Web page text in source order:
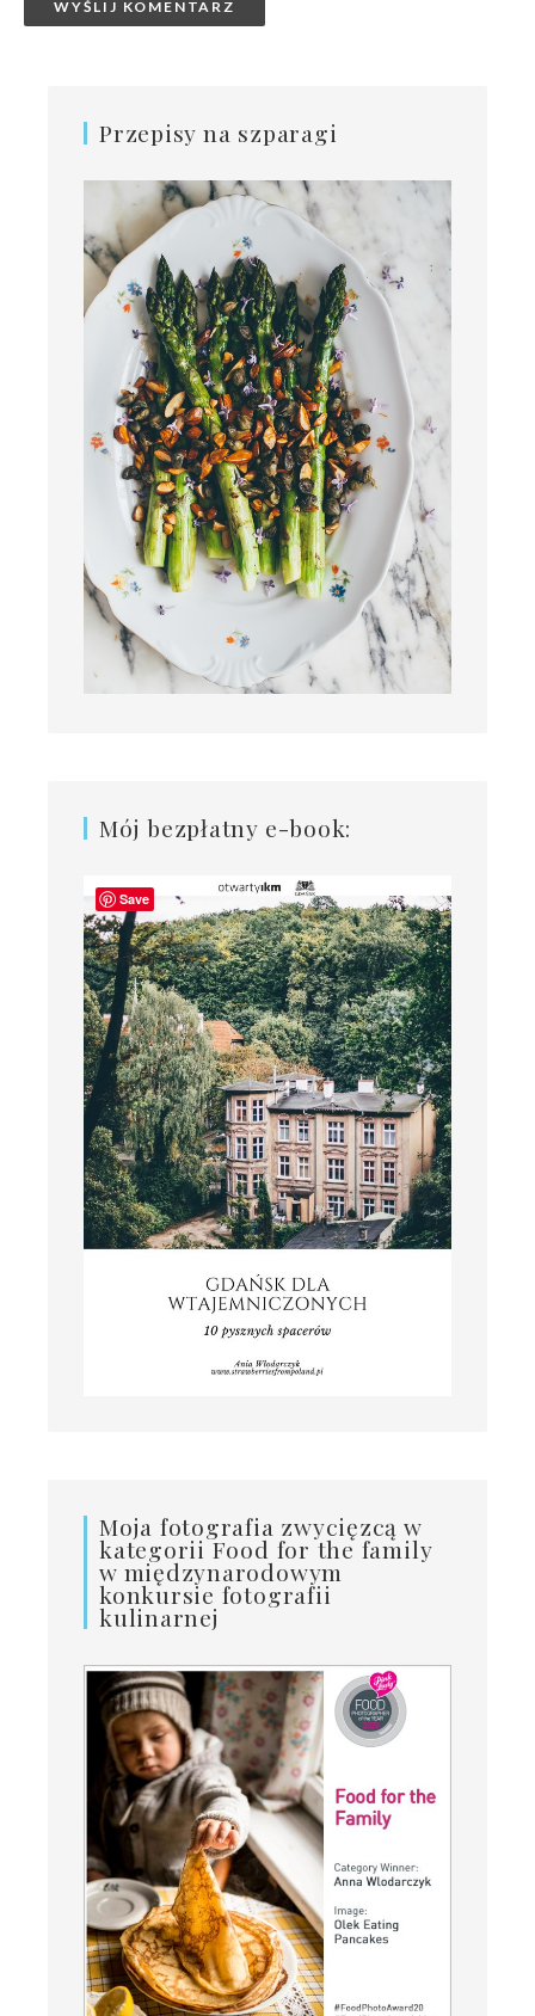
Przepisy na szparagi
Mój bezpłatny e-book:
Moja fotografia zwycięzcą w
kategorii Food for the family
w międzynarodowym
konkursie fotografii
kulinarnej
Save